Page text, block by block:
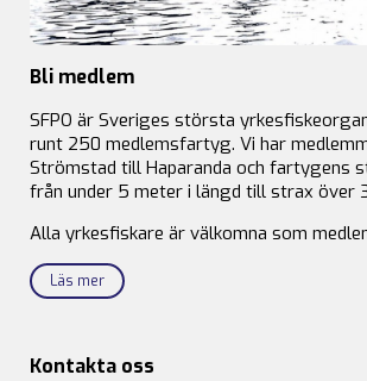
Bli medlem
SFPO är Sveriges största
runt 250 medlemsfartyg. Vi har
Strömstad till Haparanda och fartygens
från under 5 meter i längd till strax över
Alla yrkesfiskare är välkomna som
Läs mer
Kontakta oss